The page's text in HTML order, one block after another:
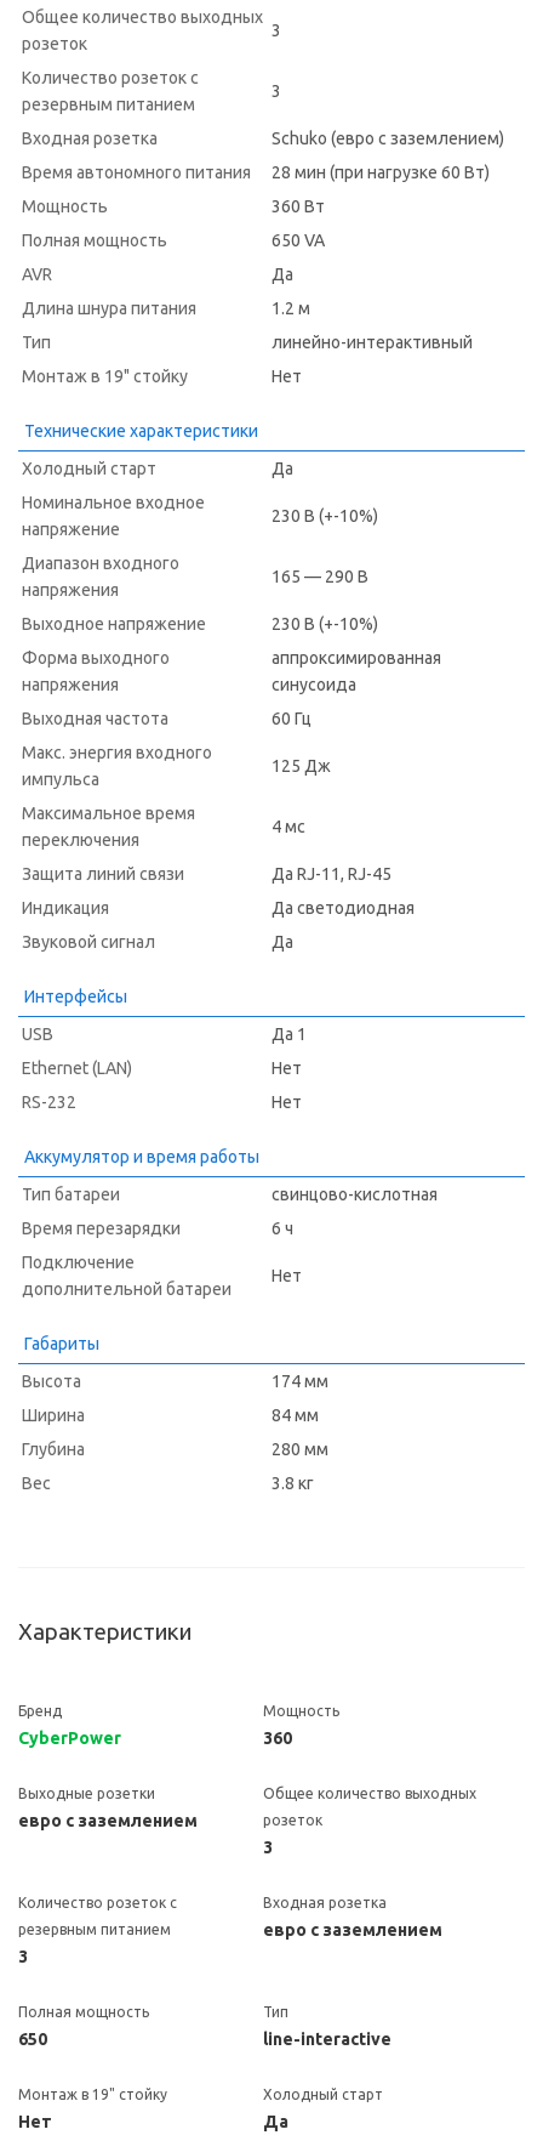
Общее количество выходных
розеток
3
Количество розеток с
резервным питанием
3
Входная розетка
Schuko (евро с заземлением)
Время автономного питания
28 мин (при нагрузке 60 Вт)
Мощность
360 Вт
Полная мощность
650 VA
AVR
Да
Длина шнура питания
1.2 м
Тип
линейно-интерактивный
Монтаж в 19" стойку
Нет
Технические характеристики
Холодный старт
Да
Номинальное входное
напряжение
230 В (+-10%)
Диапазон входного
напряжения
165 — 290 В
Выходное напряжение
230 В (+-10%)
Форма выходного
напряжения
аппроксимированная
синусоида
Выходная частота
60 Гц
Макс. энергия входного
импульса
125 Дж
Максимальное время
переключения
4 мс
Защита линий связи
Да RJ-11, RJ-45
Индикация
Да светодиодная
Звуковой сигнал
Да
Интерфейсы
USB
Да 1
Ethernet (LAN)
Нет
RS-232
Нет
Аккумулятор и время работы
Тип батареи
свинцово-кислотная
Время перезарядки
6 ч
Подключение
дополнительной батареи
Нет
Габариты
Высота
174 мм
Ширина
84 мм
Глубина
280 мм
Вес
3.8 кг
Характеристики
Бренд
CyberPower
Мощность
360
Выходные розетки
евро с заземлением
Общее количество выходных
розеток
3
Количество розеток с
резервным питанием
3
Входная розетка
евро с заземлением
Полная мощность
650
Тип
line-interactive
Монтаж в 19" стойку
Нет
Холодный старт
Да